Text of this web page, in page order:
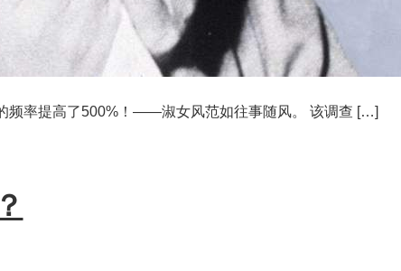
频率提高了500%！——淑女风范如往事随风。 该调查 […]